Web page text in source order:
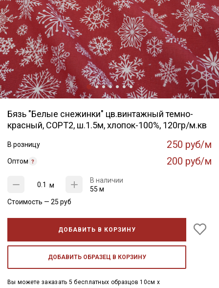
Бязь "Белые снежинки" цв.винтажный темно-
красный, СОРТ2, ш.1.5м, хлопок-100%, 120гр/м.кв
В розницу 250 руб/м
Оптом 200 руб/м
м
В наличии
55 м
Стоимость — 25 руб
ДОБАВИТЬ В КОРЗИНУ
ДОБАВИТЬ ОБРАЗЕЦ В КОРЗИНУ
Вы можете заказать 5 бесплатных образцов 10см x